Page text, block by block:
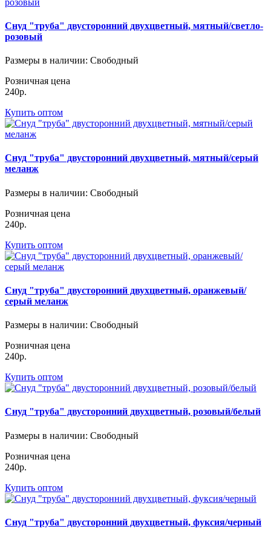
Снуд "труба" двусторонний двухцветный, мятный/светло-
розовый
Размеры в наличии: Свободный
Розничная цена
240р.
Купить оптом
Снуд "труба" двусторонний двухцветный, мятный/серый
меланж
Размеры в наличии: Свободный
Розничная цена
240р.
Купить оптом
Снуд "труба" двусторонний двухцветный, оранжевый/
серый меланж
Размеры в наличии: Свободный
Розничная цена
240р.
Купить оптом
Снуд "труба" двусторонний двухцветный, розовый/белый
Размеры в наличии: Свободный
Розничная цена
240р.
Купить оптом
Снуд "труба" двусторонний двухцветный, фуксия/черный